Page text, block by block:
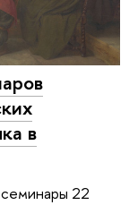
в
22